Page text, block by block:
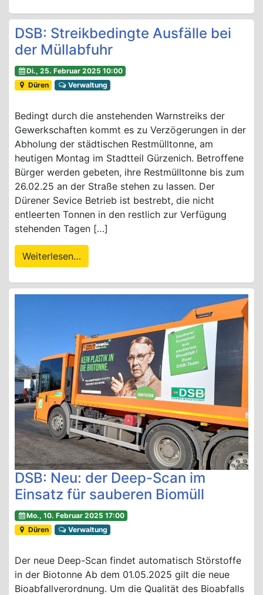
DSB: Streikbedingte Ausfälle bei
der Müllabfuhr
Di., 25. Februar 2025 10:00
Düren
Verwaltung
Bedingt durch die anstehenden Warnstreiks der
Gewerkschaften kommt es zu Verzögerungen in der
Abholung der städtischen Restmülltonne, am
heutigen Montag im Stadtteil Gürzenich. Betroffene
Bürger werden gebeten, ihre Restmülltonne bis zum
26.02.25 an der Straße stehen zu lassen. Der
Dürener Sevice Betrieb ist bestrebt, die nicht
entleerten Tonnen in den restlich zur Verfügung
stehenden Tagen […]
Weiterlesen…
DSB: Neu: der Deep-Scan im
Einsatz für sauberen Biomüll
Mo., 10. Februar 2025 17:00
Düren
Verwaltung
Der neue Deep-Scan findet automatisch Störstoffe
in der Biotonne Ab dem 01.05.2025 gilt die neue
Bioabfallverordnung. Um die Qualität des Bioabfalls